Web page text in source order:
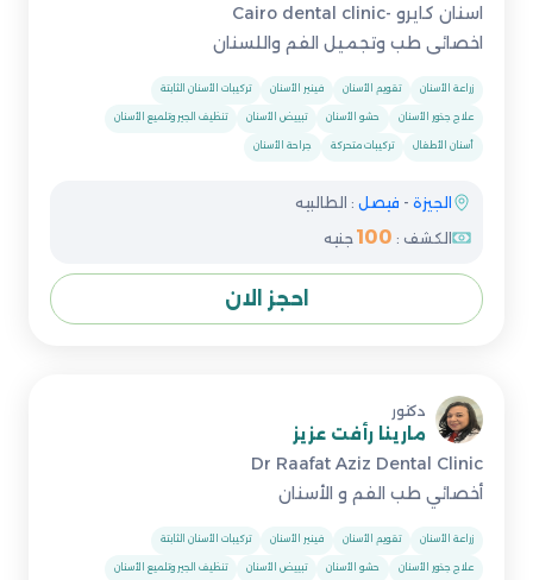
اسنان كايرو -Cairo dental clinic
اخصائى طب وتجميل الفم واللسنان
زراعة الأسنان تقويم الأسنان فينير الأسنان تركيبات الأسنان الثابتة
علاج جذور الأسنان حشو الأسنان تبييض الأسنان تنظيف الجير وتلميع الأسنان
أسنان الأطفال تركيبات متحركة جراحة الأسنان
الجيزة - فيصل : الطالبيه
الكشف : 100 جنيه
احجز الان
دكتور
مارينا رأفت عزيز
Dr Raafat Aziz Dental Clinic
أخصائي طب الفم و الأسنان
زراعة الأسنان تقويم الأسنان فينير الأسنان تركيبات الأسنان الثابتة
علاج جذور الأسنان حشو الأسنان تبييض الأسنان تنظيف الجير وتلميع الأسنان